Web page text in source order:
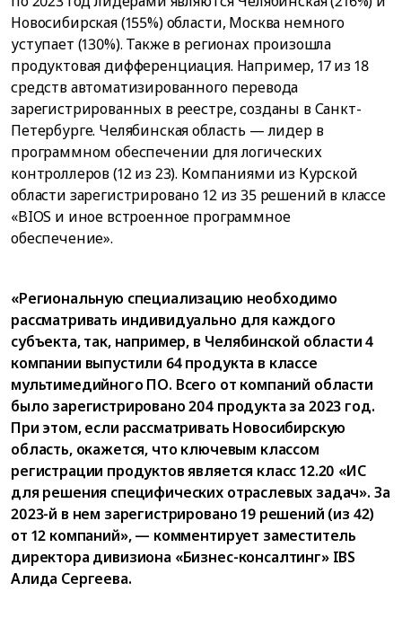
Новосибирская (155%) области, Москва немного
уступает (130%). Также в регионах произошла
продуктовая дифференциация. Например, 17 из 18
средств автоматизированного перевода
зарегистрированных в реестре, созданы в Санкт-
Петербурге. Челябинская область — лидер в
программном обеспечении для логических
контроллеров (12 из 23). Компаниями из Курской
области зарегистрировано 12 из 35 решений в классе
«BIOS и иное встроенное программное
обеспечение».
«Региональную специализацию необходимо
рассматривать индивидуально для каждого
субъекта, так, например, в Челябинской области 4
компании выпустили 64 продукта в классе
мультимедийного ПО. Всего от компаний области
было зарегистрировано 204 продукта за 2023 год.
При этом, если рассматривать Новосибирскую
область, окажется, что ключевым классом
регистрации продуктов является класс 12.20 «ИС
для решения специфических отраслевых задач». За
2023-й в нем зарегистрировано 19 решений (из 42)
от 12 компаний», — комментирует заместитель
директора дивизиона «Бизнес-консалтинг» IBS
Алида Сергеева.